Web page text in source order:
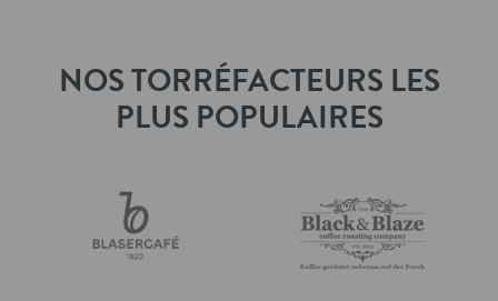
NOS TORRÉFACTEURS LES
PLUS POPULAIRES